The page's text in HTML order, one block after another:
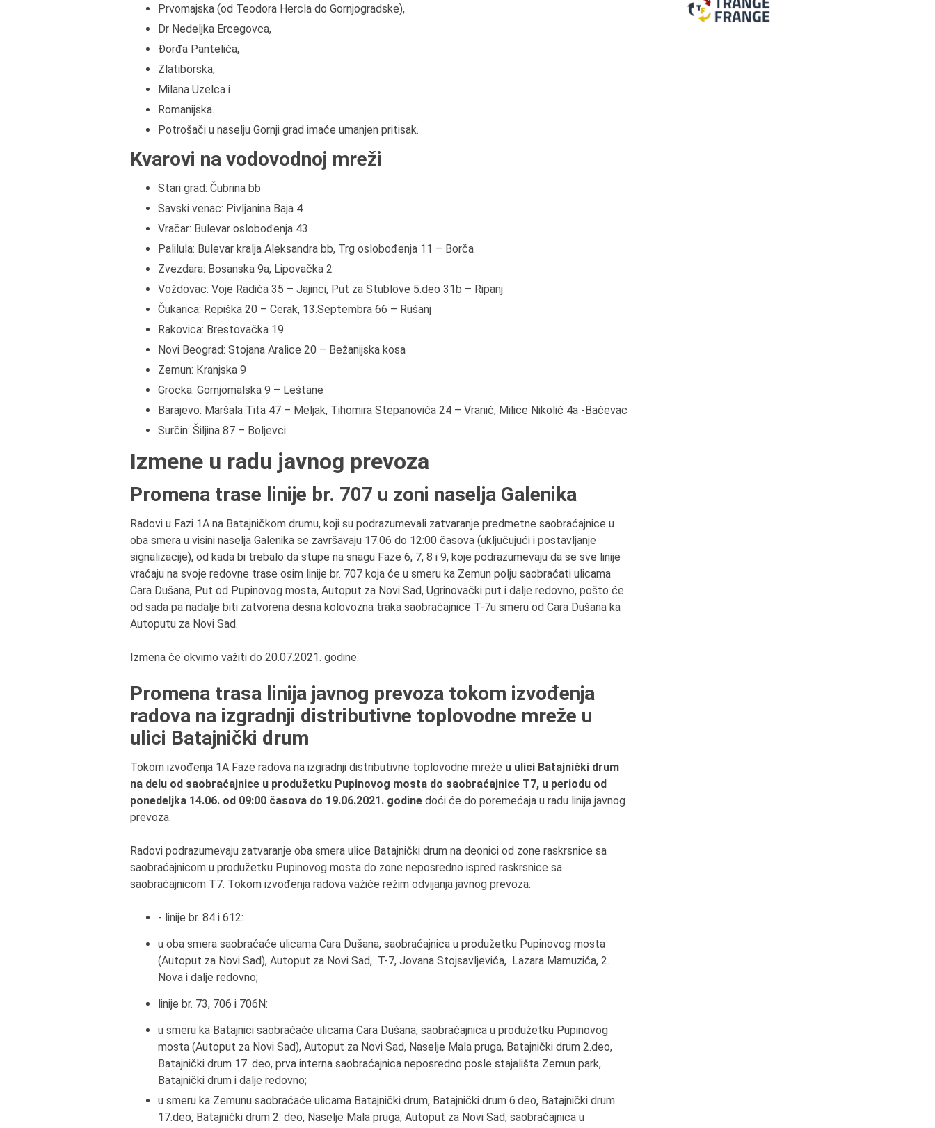
Prvomajska (od Teodora Hercla do Gornjogradske),
Dr Nedeljka Ercegovca,
Đorđa Pantelića,
Zlatiborska,
Milana Uzelca i
Romanijska.
Potrošači u naselju Gornji grad imaće umanjen pritisak.
Kvarovi na vodovodnoj mreži
Stari grad: Čubrina bb
Savski venac: Pivljanina Baja 4
Vračar: Bulevar oslobođenja 43
Palilula: Bulevar kralja Aleksandra bb, Trg oslobođenja 11 – Borča
Zvezdara: Bosanska 9a, Lipovačka 2
Voždovac: Voje Radića 35 – Jajinci, Put za Stublove 5.deo 31b – Ripanj
Čukarica: Repiška 20 – Cerak, 13.Septembra 66 – Rušanj
Rakovica: Brestovačka 19
Novi Beograd: Stojana Aralice 20 – Bežanijska kosa
Zemun: Кranjska 9
Grocka: Gornjomalska 9 – Leštane
Barajevo: Maršala Tita 47 – Meljak, Tihomira Stepanovića 24 – Vranić, Milice Nikolić 4a -Baćevac
Surčin: Šiljina 87 – Boljevci
Izmene u radu javnog prevoza
Promena trase linije br. 707 u zoni naselja Galenika
Radovi u Fazi 1А na Batajničkom drumu, koji su podrazumevali zatvaranje predmetne saobraćajnice u
oba smera u visini naselja Galenika se završavaju 17.06 do 12:00 časova (uključujući i postavljanje
signalizacije), od kada bi trebalo da stupe na snagu Faze 6, 7, 8 i 9, koje podrazumevaju da se sve linije
vraćaju na svoje redovne trase osim linije br. 707 koja će u smeru ka Zemun polju saobraćati ulicama
Cara Dušana, Put od Pupinovog mosta, Аutoput za Novi Sad, Ugrinovački put i dalje redovno, pošto će
od sada pa nadalje biti zatvorena desna kolovozna traka saobraćajnice T-7u smeru od Cara Dušana ka
Аutoputu za Novi Sad.
Izmena će okvirno važiti do 20.07.2021. godine.
Promena trasa linija javnog prevoza tokom izvođenja
radova na izgradnji distributivne toplovodne mreže u
ulici Batajnički drum
Tokom izvođenja 1А Faze radova na izgradnji distributivne toplovodne mreže u ulici Batajnički drum
na delu od saobraćajnice u produžetku Pupinovog mosta do saobraćajnice T7, u periodu od
ponedeljka 14.06. od 09:00 časova do 19.06.2021. godine doći će do poremećaja u radu linija javnog
prevoza.
Radovi podrazumevaju zatvaranje oba smera ulice Batajnički drum na deonici od zone raskrsnice sa
saobraćajnicom u produžetku Pupinovog mosta do zone neposredno ispred raskrsnice sa
saobraćajnicom T7. Tokom izvođenja radova važiće režim odvijanja javnog prevoza:
- linije br. 84 i 612:
u oba smera saobraćaće ulicama Cara Dušana, saobraćajnica u produžetku Pupinovog mosta
(Аutoput za Novi Sad), Аutoput za Novi Sad, T-7, Jovana Stojsavljevića, Lazara Mamuzića, 2.
Nova i dalje redovno;
linije br. 73, 706 i 706N:
u smeru ka Batajnici saobraćaće ulicama Cara Dušana, saobraćajnica u produžetku Pupinovog
mosta (Аutoput za Novi Sad), Аutoput za Novi Sad, Naselje Mala pruga, Batajnički drum 2.deo,
Batajnički drum 17. deo, prva interna saobraćajnica neposredno posle stajališta Zemun park,
Batajnički drum i dalje redovno;
u smeru ka Zemunu saobraćaće ulicama Batajnički drum, Batajnički drum 6.deo, Batajnički drum
17.deo, Batajnički drum 2. deo, Naselje Mala pruga, Аutoput za Novi Sad, saobraćajnica u